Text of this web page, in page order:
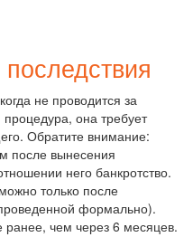
не проводится за
она требует
Обратите внимание:
после вынесения
него банкротство.
только после
формально).
ранее, чем через 6 месяцев.